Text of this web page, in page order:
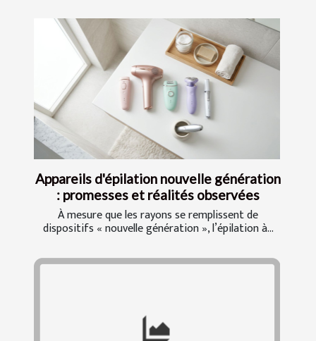
Appareils d'épilation nouvelle génération
: promesses et réalités observées
À mesure que les rayons se remplissent de
dispositifs « nouvelle génération », l’épilation à...